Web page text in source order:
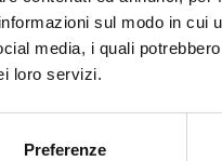
sul modo in
media, i quali
loro servizi.
Preferenze